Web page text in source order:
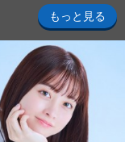
もっと見る